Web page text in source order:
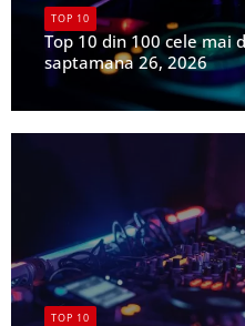
TOP 10
Top 10 din 100 cele mai
saptamana 26, 2026
TOP 10